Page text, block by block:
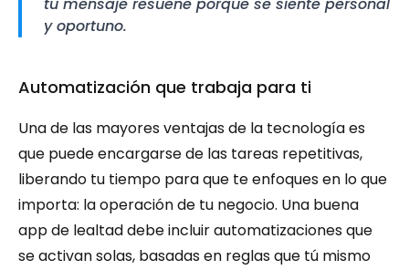
tu mensaje resuene porque se siente personal
y oportuno.
Automatización que trabaja para ti
Una de las mayores ventajas de la tecnología es
que puede encargarse de las tareas repetitivas,
liberando tu tiempo para que te enfoques en lo que
importa: la operación de tu negocio. Una buena
app de lealtad debe incluir automatizaciones que
se activan solas, basadas en reglas que tú mismo